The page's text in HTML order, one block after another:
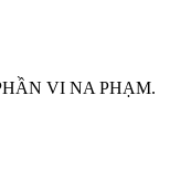
VI NA PHẠM.